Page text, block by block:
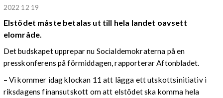
2022 12 19
Elstödet måste betalas ut till hela landet oavsett
elområde.
Det budskapet upprepar nu Socialdemokraterna på en
presskonferens på förmiddagen, rapporterar Aftonbladet.
– Vi kommer idag klockan 11 att lägga ett utskottsinitiativ i
riksdagens finansutskott om att elstödet ska komma hela